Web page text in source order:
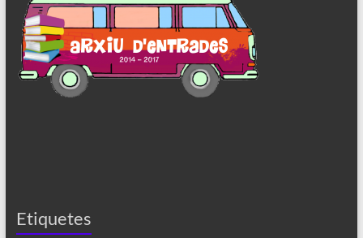
Etiquetes